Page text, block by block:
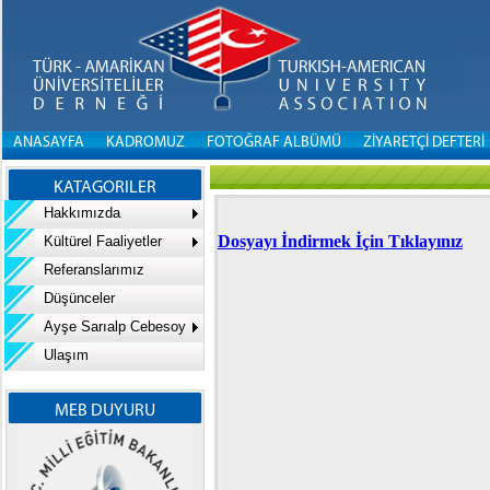
ANASAYFA KADROMUZ FOTOĞRAF ALBÜMÜ ZİYARETÇİ DEFTERİ
KATAGORILER
Hakkımızda
Kültürel Faaliyetler
Referanslarımız
Düşünceler
Ayşe Sarıalp Cebesoy
Ulaşım
MEB DUYURU
Dosyayı İndirmek İçin Tıklayınız